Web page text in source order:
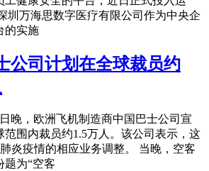
圳万海思数字医疗有限公司作为中央企
的实施
公司计划在全球裁员约
晚，欧洲飞机制造商中国巴士公司宣
范围内裁员约1.5万人。该公司表示，这
炎疫情的相应业务调整。 当晚，空客
题为“空客